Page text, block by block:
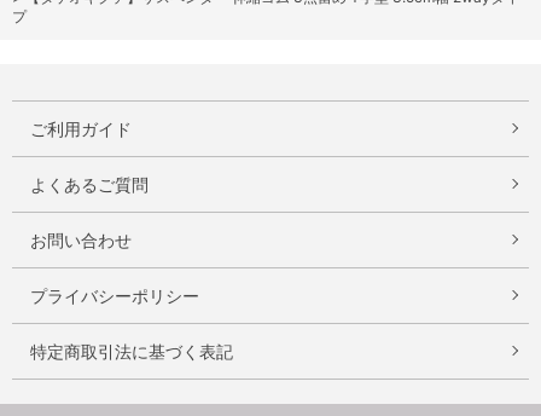
プ
ご利用ガイド
よくあるご質問
お問い合わせ
プライバシーポリシー
特定商取引法に基づく表記